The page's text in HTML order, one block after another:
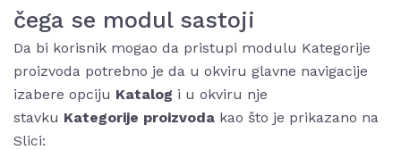
čega se modul sastoji
Da bi korisnik mogao da pristupi modulu Kategorije
proizvoda potrebno je da u okviru glavne navigacije
izabere opciju Katalog i u okviru nje
stavku Kategorije proizvoda kao što je prikazano na
Slici: